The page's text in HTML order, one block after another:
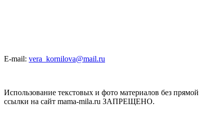
E-mail: vera_kornilova@mail.ru
Использование текстовых и фото материалов без прямой
ссылки на сайт mama-mila.ru ЗАПРЕЩЕНО.